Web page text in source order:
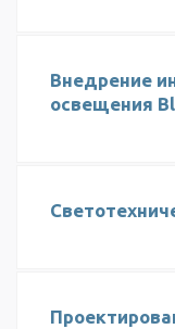
Внедрение
освещения